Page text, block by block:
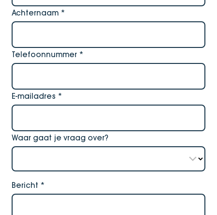
Achternaam *
Telefoonnummer *
E-mailadres *
Waar gaat je vraag over?
Bericht *